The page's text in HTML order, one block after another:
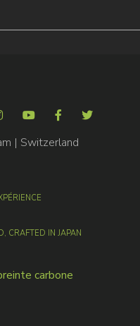
| Switzerland
CRAFTED IN JAPAN
carbone